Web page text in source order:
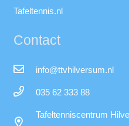
Tafeltennis.nl
Contact
info@ttvhilversum.nl
035 62 333 88
Tafeltenniscentrum